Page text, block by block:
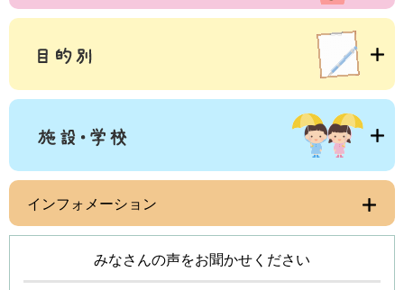
インフォメーション
みなさんの声をお聞かせください